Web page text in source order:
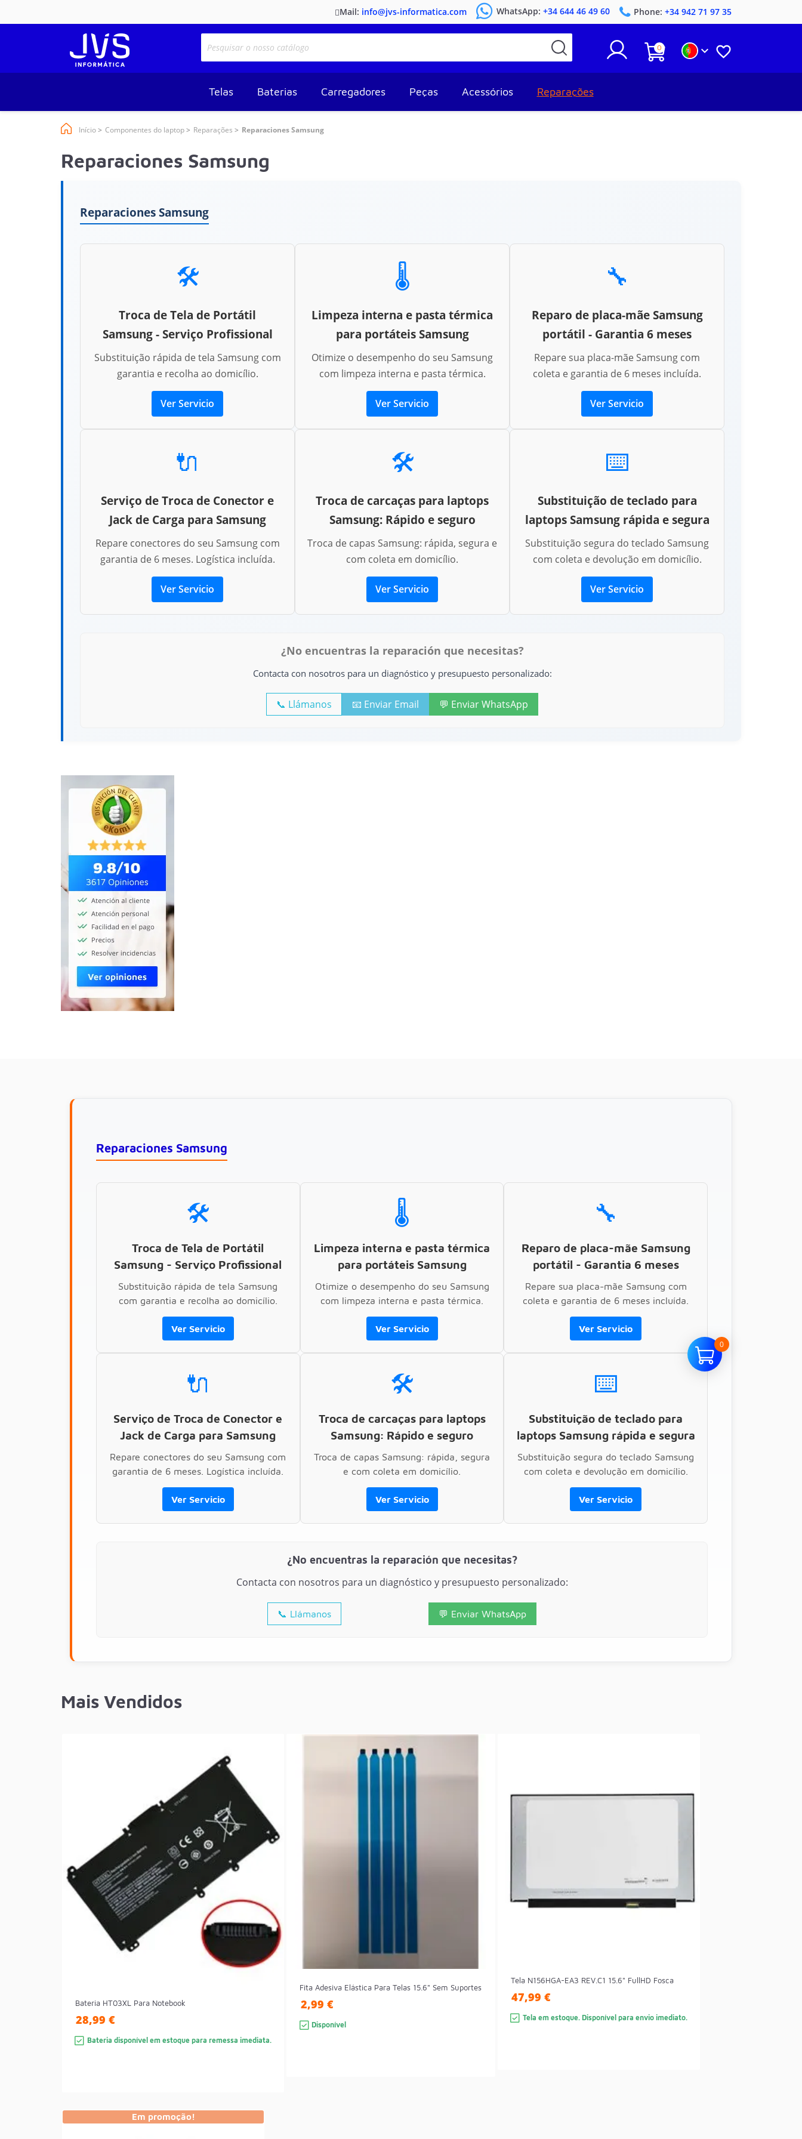
Mail: info@jvs-informatica.com WhatsApp:+34 644 46 49 60 Phone: +34 942 71 97 35
0  
Telas Baterias Carregadores Peças Acessórios Reparações
Início Componentes do laptop Reparações Reparaciones Samsung
Reparaciones Samsung
Reparaciones Samsung
🛠️
Troca de Tela de Portátil
Samsung - Serviço Profissional
Substituição rápida de tela Samsung com
garantia e recolha ao domicílio.
Ver Servicio
🌡️
Limpeza interna e pasta térmica
para portáteis Samsung
Otimize o desempenho do seu Samsung
com limpeza interna e pasta térmica.
Ver Servicio
🔧
Reparo de placa-mãe Samsung
portátil - Garantia 6 meses
Repare sua placa-mãe Samsung com
coleta e garantia de 6 meses incluída.
Ver Servicio
🔌
Serviço de Troca de Conector e
Jack de Carga para Samsung
Repare conectores do seu Samsung com
garantia de 6 meses. Logística incluída.
Ver Servicio
🛠️
Troca de carcaças para laptops
Samsung: Rápido e seguro
Troca de capas Samsung: rápida, segura e
com coleta em domicílio.
Ver Servicio
⌨️
Substituição de teclado para
laptops Samsung rápida e segura
Substituição segura do teclado Samsung
com coleta e devolução em domicílio.
Ver Servicio
¿No encuentras la reparación que necesitas?
Contacta con nosotros para un diagnóstico y presupuesto personalizado:
📞 Llámanos 📧 Enviar Email 💬 Enviar WhatsApp
Reparaciones Samsung
🛠️
Troca de Tela de Portátil
Samsung - Serviço Profissional
Substituição rápida de tela Samsung
com garantia e recolha ao domicílio.
Ver Servicio
🌡️
Limpeza interna e pasta térmica
para portáteis Samsung
Otimize o desempenho do seu Samsung
com limpeza interna e pasta térmica.
Ver Servicio
🔧
Reparo de placa-mãe Samsung
portátil - Garantia 6 meses
Repare sua placa-mãe Samsung com
coleta e garantia de 6 meses incluída.
Ver Servicio
🔌
Serviço de Troca de Conector e
Jack de Carga para Samsung
Repare conectores do seu Samsung com
garantia de 6 meses. Logística incluída.
Ver Servicio
🛠️
Troca de carcaças para laptops
Samsung: Rápido e seguro
Troca de capas Samsung: rápida, segura
e com coleta em domicílio.
Ver Servicio
⌨️
Substituição de teclado para
laptops Samsung rápida e segura
Substituição segura do teclado Samsung
com coleta e devolução em domicílio.
Ver Servicio
¿No encuentras la reparación que necesitas?
Contacta con nosotros para un diagnóstico y presupuesto personalizado:
📞 Llámanos 💬 Enviar WhatsApp
Mais Vendidos
Bateria HT03XL Para Notebook
28,99 €
Bateria disponível em estoque para remessa imediata.
Fita Adesiva Elástica Para Telas 15.6" Sem Suportes
2,99 €
Disponível
Tela N156HGA-EA3 REV.C1 15.6" FullHD Fosca
47,99 €
Tela em estoque. Disponível para envio imediato.
Em promoção!
0